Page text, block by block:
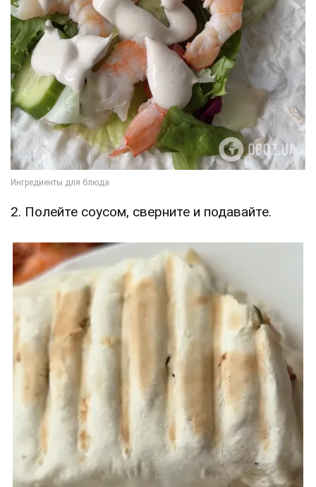
2. Полейте соусом, сверните и подавайте.